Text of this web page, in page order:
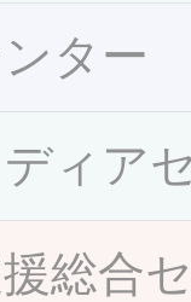
ター
ィア
総合